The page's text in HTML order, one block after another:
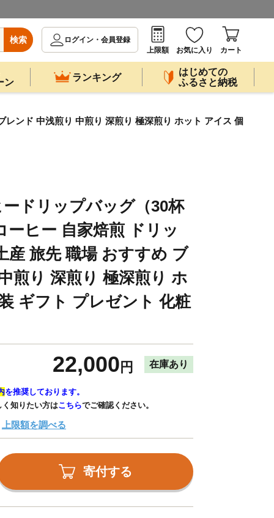
検索
ログイン・会員登録
上限額
お気に入り カート
ン
ランキング
はじめての
ふるさと納税
ンド 中浅煎り 中煎り 深煎り 極深煎り ホット アイス 個
ードリップバッグ（30杯
ーヒー 自家焙煎 ドリッ
産 旅先 職場 おすすめ ブ
煎り 深煎り 極深煎り ホ
ギフト プレゼント 化粧
22,000 円 在庫あり
を推奨しております。
く知りたい方はこちらでご確認ください。
上限額を調べる
寄付する